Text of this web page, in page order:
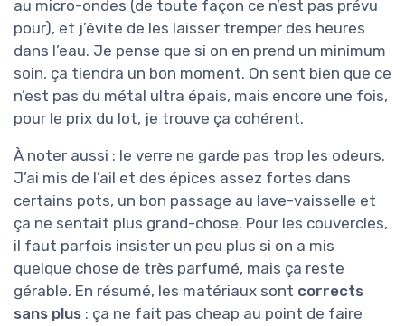
au micro-ondes (de toute façon ce n’est pas prévu
pour), et j’évite de les laisser tremper des heures
dans l’eau. Je pense que si on en prend un minimum
soin, ça tiendra un bon moment. On sent bien que ce
n’est pas du métal ultra épais, mais encore une fois,
pour le prix du lot, je trouve ça cohérent.
À noter aussi : le verre ne garde pas trop les odeurs.
J’ai mis de l’ail et des épices assez fortes dans
certains pots, un bon passage au lave-vaisselle et
ça ne sentait plus grand-chose. Pour les couvercles,
il faut parfois insister un peu plus si on a mis
quelque chose de très parfumé, mais ça reste
gérable. En résumé, les matériaux sont corrects
sans plus : ça ne fait pas cheap au point de faire